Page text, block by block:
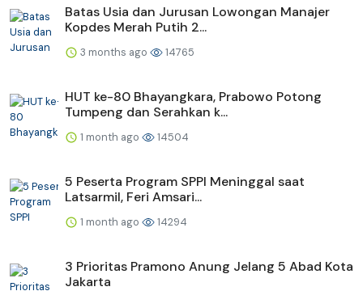
Batas Usia dan Jurusan Lowongan Manajer
Kopdes Merah Putih 2...
3 months ago 14765
HUT ke-80 Bhayangkara, Prabowo Potong
Tumpeng dan Serahkan k...
1 month ago 14504
5 Peserta Program SPPI Meninggal saat
Latsarmil, Feri Amsari...
1 month ago 14294
3 Prioritas Pramono Anung Jelang 5 Abad Kota
Jakarta